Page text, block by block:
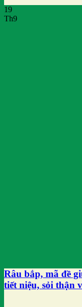
19
Th9
Râu bắp, mã đề
tiết niệu, sỏi thận